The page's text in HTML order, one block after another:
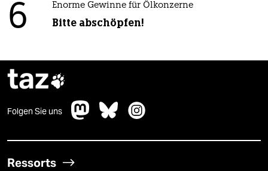
6 Enorme Gewinne für Ölkonzerne
Bitte abschöpfen!
taz
Folgen Sie uns
Ressorts